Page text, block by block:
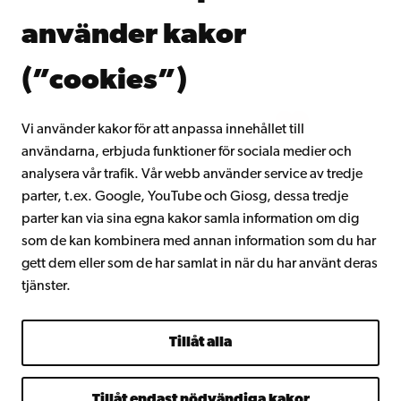
använder kakor
(”cookies”)
Vi använder kakor för att anpassa innehållet till
användarna, erbjuda funktioner för sociala medier och
analysera vår trafik. Vår webb använder service av tredje
parter, t.ex. Google, YouTube och Giosg, dessa tredje
parter kan via sina egna kakor samla information om dig
som de kan kombinera med annan information som du har
gett dem eller som de har samlat in när du har använt deras
tjänster.
Tillåt alla
Gå med i Åbo Akademis alumnnätverk
Intranätet
Facebook InstagramYouTube LinkedIn Blog Snapchat